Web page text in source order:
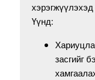
Үүнд:
засгийг